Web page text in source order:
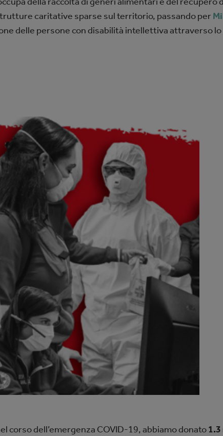
caritative sparse sul territorio, passando per
delle persone con disabilità intellettiva attraverso
corso dell’emergenza COVID-19, abbiamo donato